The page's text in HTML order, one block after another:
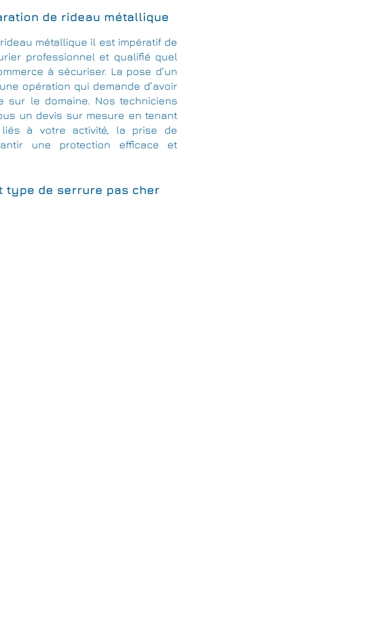
de rideau métallique
métallique il est impératif de
professionnel et qualifié quel
à sécuriser. La pose d’un
opération qui demande d’avoir
sur le domaine. Nos techniciens
un devis sur mesure en tenant
à votre activité, la prise de
une protection efficace et
type de serrure pas cher